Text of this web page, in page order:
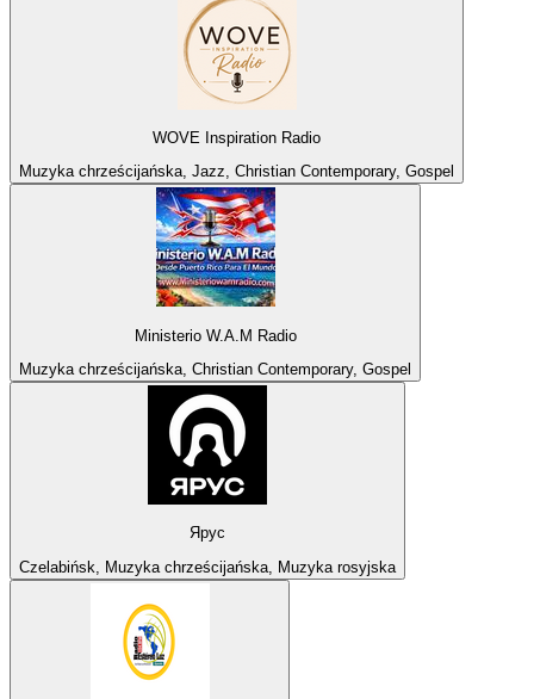
WOVE Inspiration Radio
Muzyka chrześcijańska, Jazz, Christian Contemporary, Gospel
Ministerio W.A.M Radio
Muzyka chrześcijańska, Christian Contemporary, Gospel
Ярус
Czelabińsk, Muzyka chrześcijańska, Muzyka rosyjska